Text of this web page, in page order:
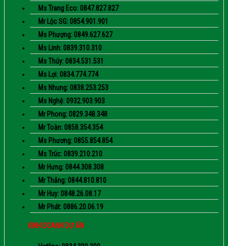
Ms Trang Eco: 0847.827.827
Mr Lộc SG: 0854.901.901
Ms Phượng: 0849.627.627
Ms Linh: 0839.310.310
Ms Thúy: 0834.531.531
Ms Lợi: 0834.774.774
Ms Nhung: 0838.253.253
Ms Nghệ: 0932.903.903
Mr Phong: 0829.348.348
Mr Toàn: 0858.354.354
Ms Phương: 0855.854.854
Ms Trúc: 0839.210.210
Mr Hưng: 0844.308.308
Mr Thắng: 0844.810.810
Mr Huy: 0848.26.08.17
Mr Phát: 0886.20.06.19
KINH DOANH DỰ ÁN